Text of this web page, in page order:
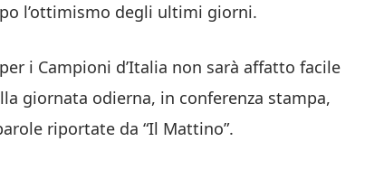
l’ottimismo degli ultimi giorni.
i Campioni d’Italia non sarà affatto facile
giornata odierna, in conferenza stampa,
riportate da “Il Mattino”.